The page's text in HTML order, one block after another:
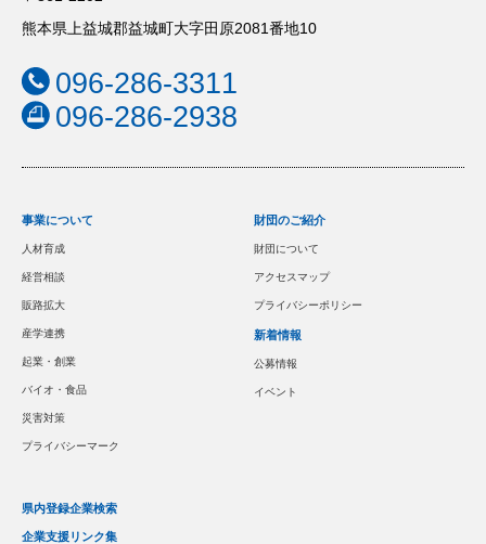
熊本県上益城郡益城町大字田原2081番地10
096-286-3311
096-286-2938
事業について
人材育成
経営相談
販路拡大
産学連携
起業・創業
バイオ・食品
災害対策
プライバシーマーク
財団のご紹介
財団について
アクセスマップ
プライバシーポリシー
新着情報
公募情報
イベント
県内登録企業検索
企業支援リンク集